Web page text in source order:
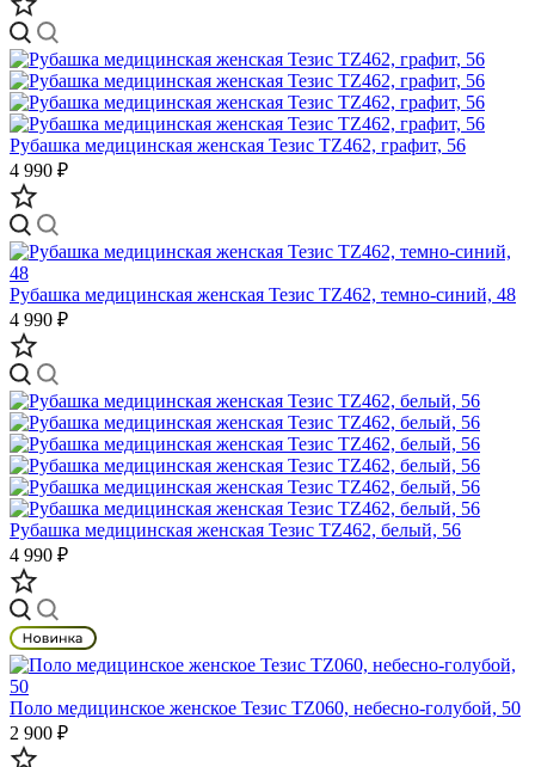
Рубашка медицинская женская Тезис TZ462, графит, 56
4 990 ₽
Рубашка медицинская женская Тезис TZ462, темно-синий, 48
4 990 ₽
Рубашка медицинская женская Тезис TZ462, белый, 56
4 990 ₽
Поло медицинское женское Тезис TZ060, небесно-голубой, 50
2 900 ₽